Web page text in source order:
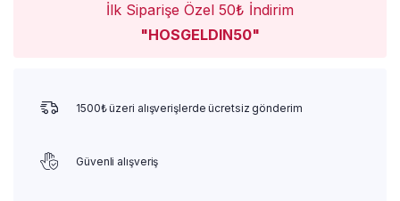
İlk Siparişe Özel 50₺ İndirim
"HOSGELDIN50"
1500₺ üzeri alışverişlerde ücretsiz gönderim
Güvenli alışveriş